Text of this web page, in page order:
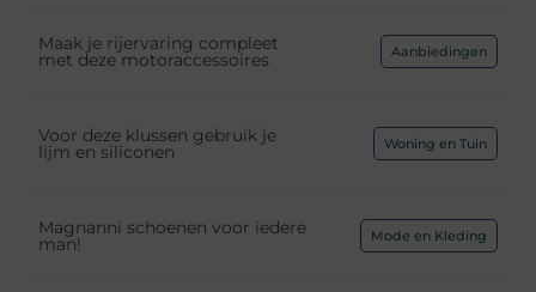
Maak je rijervaring compleet
met deze motoraccessoires Aanbiedingen
Voor deze klussen gebruik je
lijm en siliconen Woning en Tuin
Magnanni schoenen voor iedere
man! Mode en Kleding